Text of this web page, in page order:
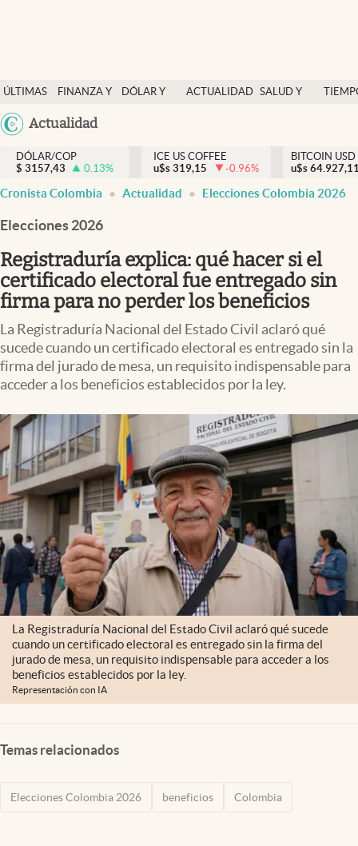
ÚLTIMAS
NOTICIAS
FINANZA Y
DÓLAR Y
ACTUALIDAD SALUD Y
México
USA
Actualidad
Salud y nutrición
Vida espiritual
Actualidad
Colombia
DÓLAR/COP
$ 3157,43 0.13%
ICE US COFFEE
u$s 319,15 -0.96%
BITCOIN USD
u$s
Cronista Colombia Actualidad Elecciones Colombia 2026
Elecciones 2026
Registraduría explica: qué hacer si el
certificado electoral fue entregado sin
firma para no perder los beneficios
La Registraduría Nacional del Estado Civil aclaró qué
sucede cuando un certificado electoral es entregado sin la
firma del jurado de mesa, un requisito indispensable para
acceder a los beneficios establecidos por la ley.
La Registraduría Nacional del Estado Civil aclaró qué sucede
cuando un certificado electoral es entregado sin la firma del
jurado de mesa, un requisito indispensable para acceder a los
beneficios establecidos por la ley.
Representación con IA
Temas relacionados
Elecciones Colombia 2026 beneficios Colombia